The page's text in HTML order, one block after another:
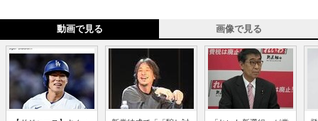
動画で見る 画像で見る